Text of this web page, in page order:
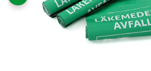
Retursystemet Recarebox XL
Låsbara skåp för Recarebox & Recarebox